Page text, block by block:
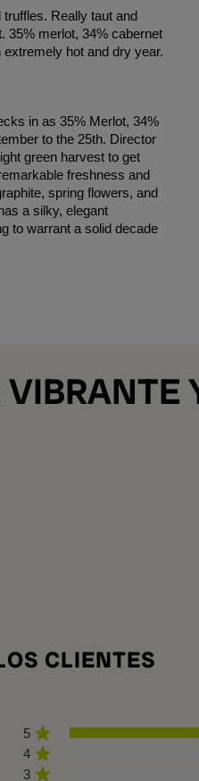
Really taut and
35% merlot, 34% cabernet
hot and dry year.
in as 35% Merlot, 34%
to the 25th. Director
green harvest to get
freshness and
spring flowers, and
a silky, elegant
to warrant a solid decade
CLIENTES
5
4
3